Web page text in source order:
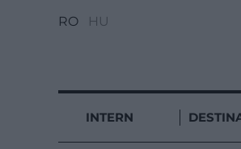
RO HU
INTERN